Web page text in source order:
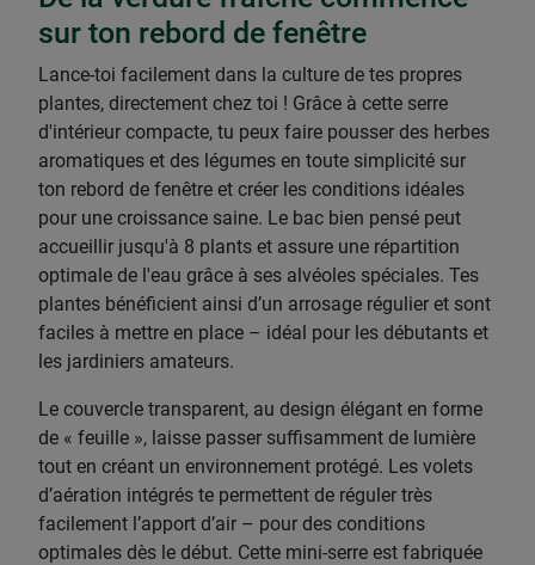
sur ton rebord de fenêtre
Lance-toi facilement dans la culture de tes propres
plantes, directement chez toi ! Grâce à cette serre
d'intérieur compacte, tu peux faire pousser des herbes
aromatiques et des légumes en toute simplicité sur
ton rebord de fenêtre et créer les conditions idéales
pour une croissance saine. Le bac bien pensé peut
accueillir jusqu'à 8 plants et assure une répartition
optimale de l'eau grâce à ses alvéoles spéciales. Tes
plantes bénéficient ainsi d’un arrosage régulier et sont
faciles à mettre en place – idéal pour les débutants et
les jardiniers amateurs.
Le couvercle transparent, au design élégant en forme
de « feuille », laisse passer suffisamment de lumière
tout en créant un environnement protégé. Les volets
d’aération intégrés te permettent de réguler très
facilement l’apport d’air – pour des conditions
optimales dès le début. Cette mini-serre est fabriquée